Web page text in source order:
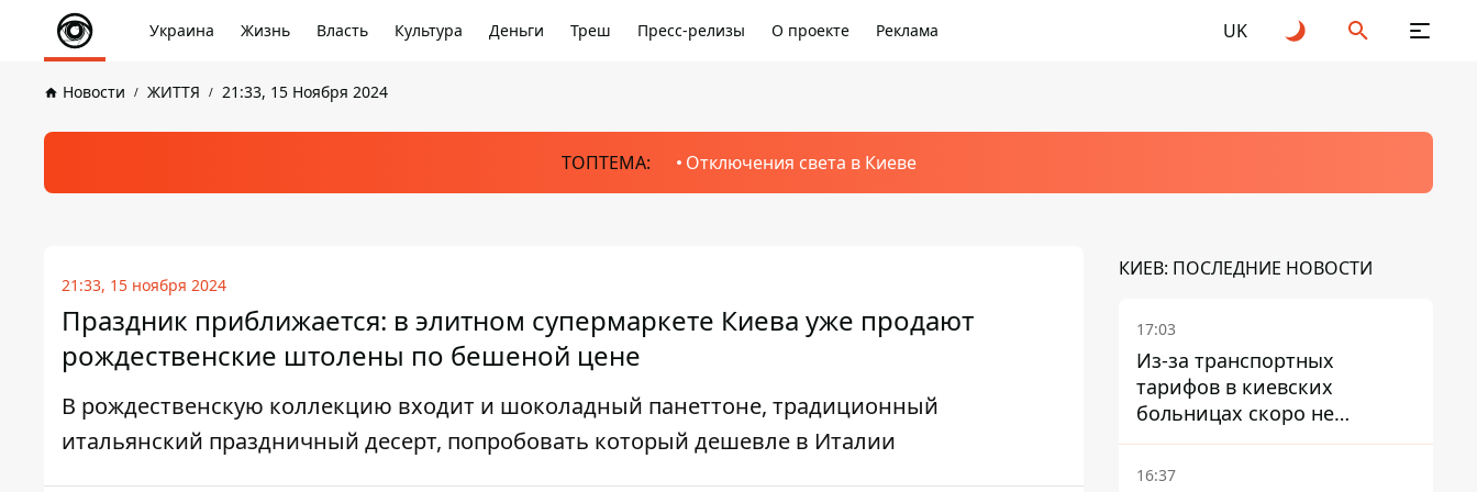
Украина Жизнь Власть Культура Деньги Треш Пресс-релизы О проекте Реклама UK
Новости ЖИТТЯ 21:33, 15 Ноября 2024
ТОПТЕМА: Отключения света в Киеве
21:33, 15 ноября 2024
Праздник приближается: в элитном супермаркете Киева уже продают
рождественские штолены по бешеной цене
В рождественскую коллекцию входит и шоколадный панеттоне, традиционный
итальянский праздничный десерт, попробовать который дешевле в Италии
КИЕВ: ПОСЛЕДНИЕ НОВОСТИ
17:03
Из-за транспортных
тарифов в киевских
больницах скоро не
останется медсестер и
санитарок - профессор
16:37